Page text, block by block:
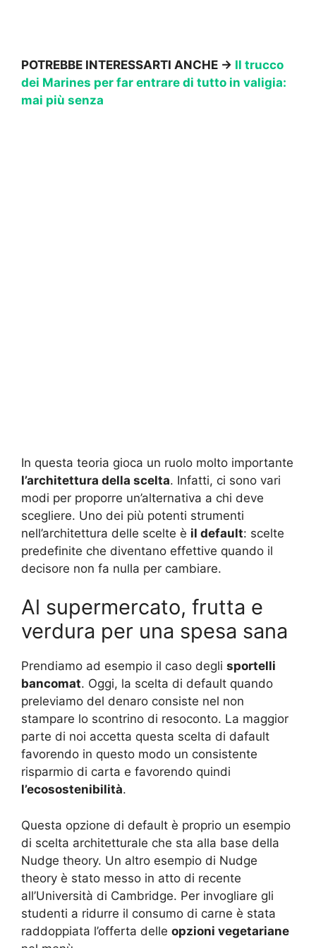
POTREBBE INTERESSARTI ANCHE → Il trucco
dei Marines per far entrare di tutto in valigia:
mai più senza
In questa teoria gioca un ruolo molto importante
l’architettura della scelta. Infatti, ci sono vari
modi per proporre un’alternativa a chi deve
scegliere. Uno dei più potenti strumenti
nell’architettura delle scelte è il default: scelte
predefinite che diventano effettive quando il
decisore non fa nulla per cambiare.
Al supermercato, frutta e
verdura per una spesa sana
Prendiamo ad esempio il caso degli sportelli
bancomat. Oggi, la scelta di default quando
preleviamo del denaro consiste nel non
stampare lo scontrino di resoconto. La maggior
parte di noi accetta questa scelta di dafault
favorendo in questo modo un consistente
risparmio di carta e favorendo quindi
l’ecosostenibilità.
Questa opzione di default è proprio un esempio
di scelta architetturale che sta alla base della
Nudge theory. Un altro esempio di Nudge
theory è stato messo in atto di recente
all’Università di Cambridge. Per invogliare gli
studenti a ridurre il consumo di carne è stata
raddoppiata l’offerta delle opzioni vegetariane